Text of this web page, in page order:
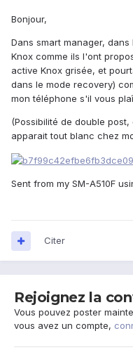
Bonjour,
Dans smart manager,
Knox comme ils l'ont
active Knox grisée, et
dans le mode recovery)
mon téléphone s'il vous
(Possibilité de double
apparait tout blanc chez
Sent from my SM-A510F
Citer
Rejoignez la
Vous pouvez poster
vous avez un compte,